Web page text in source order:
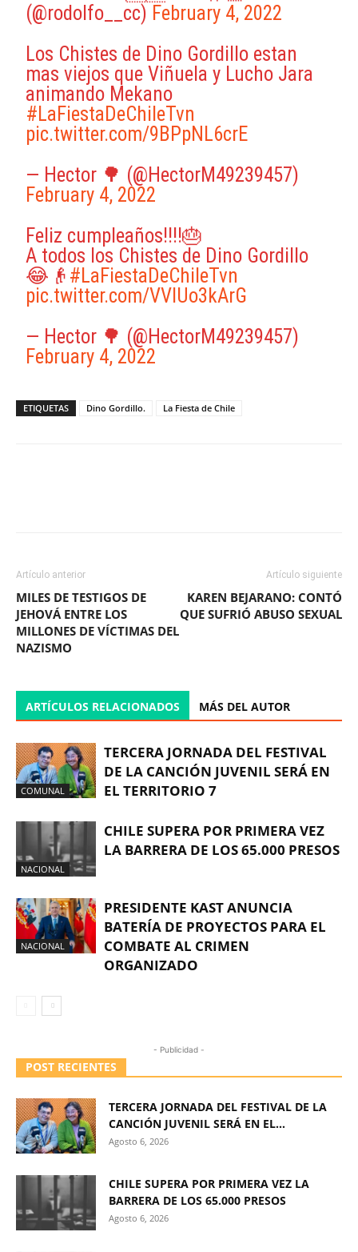
(@rodolfo__cc) February 4, 2022
Los Chistes de Dino Gordillo estan
mas viejos que Viñuela y Lucho Jara
animando Mekano
#LaFiestaDeChileTvn
pic.twitter.com/9BPpNL6crE
— Hector 🌳 (@HectorM49239457)
February 4, 2022
Feliz cumpleaños!!!!🎂
A todos los Chistes de Dino Gordillo
😂👴 #LaFiestaDeChileTvn
pic.twitter.com/VVlUo3kArG
— Hector 🌳 (@HectorM49239457)
February 4, 2022
ETIQUETAS Dino Gordillo. La Fiesta de Chile
Artículo anterior
MILES DE TESTIGOS DE
JEHOVÁ ENTRE LOS
MILLONES DE VÍCTIMAS DEL
NAZISMO
Artículo siguiente
KAREN BEJARANO: CONTÓ
QUE SUFRIÓ ABUSO SEXUAL
ARTÍCULOS RELACIONADOS MÁS DEL AUTOR
COMUNAL
TERCERA JORNADA DEL FESTIVAL
DE LA CANCIÓN JUVENIL SERÁ EN
EL TERRITORIO 7
NACIONAL
CHILE SUPERA POR PRIMERA VEZ
LA BARRERA DE LOS 65.000 PRESOS
NACIONAL
PRESIDENTE KAST ANUNCIA
BATERÍA DE PROYECTOS PARA EL
COMBATE AL CRIMEN
ORGANIZADO
- Publicidad -
POST RECIENTES
TERCERA JORNADA DEL FESTIVAL DE LA
CANCIÓN JUVENIL SERÁ EN EL...
Agosto 6, 2026
CHILE SUPERA POR PRIMERA VEZ LA
BARRERA DE LOS 65.000 PRESOS
Agosto 6, 2026